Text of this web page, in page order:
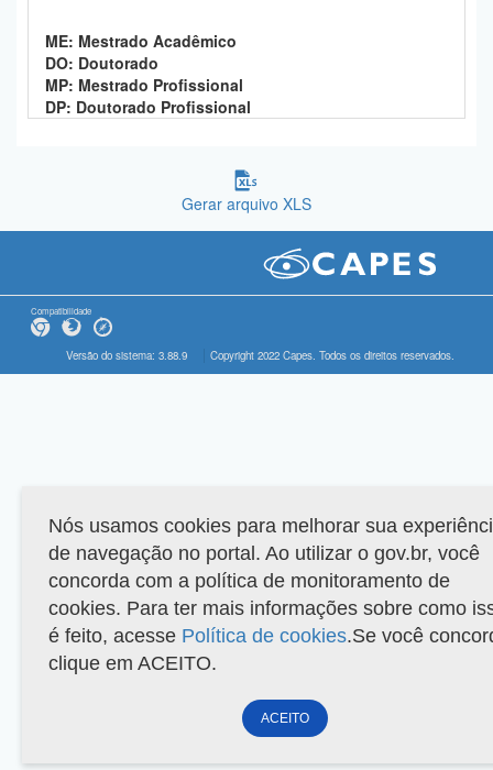
ME: Mestrado Acadêmico
DO: Doutorado
MP: Mestrado Profissional
DP: Doutorado Profissional
Gerar arquivo XLS
Compatibilidade
Versão do sistema: 3.88.9 Copyright 2022 Capes. Todos os direitos reservados.
Nós usamos cookies para melhorar sua
de navegação no portal. Ao utilizar o gov.br, você
concorda com a política de monitoramento de
cookies. Para ter mais informações sobre como
é feito, acesse Política de cookies.Se você
clique em ACEITO.
ACEITO